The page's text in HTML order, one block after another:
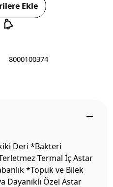
Ekle
8000100374
Deri *Bakteri
Termal İç Astar
*Topuk ve Bilek
Dayanıklı Özel Astar